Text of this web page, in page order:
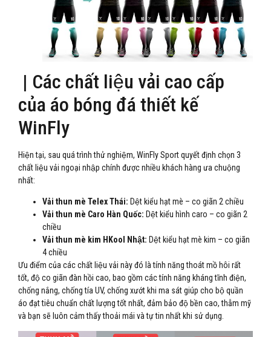
| Các chất liệu vải cao cấp
của áo bóng đá thiết kế
WinFly
Hiện tại, sau quá trình thử nghiệm, WinFly Sport quyết định chọn 3
chất liệu vải ngoại nhập chính được nhiều khách hàng ưa chuộng
nhất:
Vải thun mè Telex Thái: Dệt kiểu hạt mè – co giãn 2 chiều
Vải thun mè Caro Hàn Quốc: Dệt kiểu hình caro – co giãn 2
chiều
Vải thun mè kim HKool Nhật: Dệt kiểu hạt mè kim – co giãn
4 chiều
Ưu điểm của các chất liệu vải này đó là tính năng thoát mồ hôi rất
tốt, độ co giãn đàn hồi cao, bao gồm các tính năng kháng tĩnh điện,
chống nắng, chống tía UV, chống xướt khi ma sát giúp cho bộ quần
áo đạt tiêu chuẩn chất lượng tốt nhất, đảm bảo độ bền cao, thẫm mỹ
và bạn sẽ luôn cảm thấy thoải mái và tự tin nhất khi sử dụng.